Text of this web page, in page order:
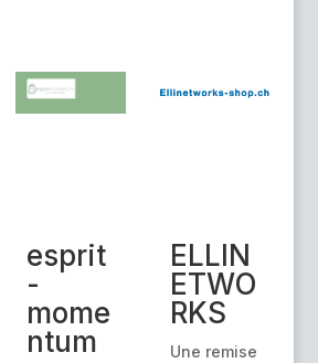
esprit
-
mome
ntum
ELLIN
ETWO
RKS
Une remise